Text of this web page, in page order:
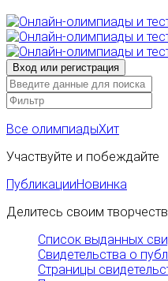
Все олимпиадыХит
Участвуйте и побеждайте
ПубликацииНовинка
Делитесь своим
Список выданных
Свидетельства о
Страницы